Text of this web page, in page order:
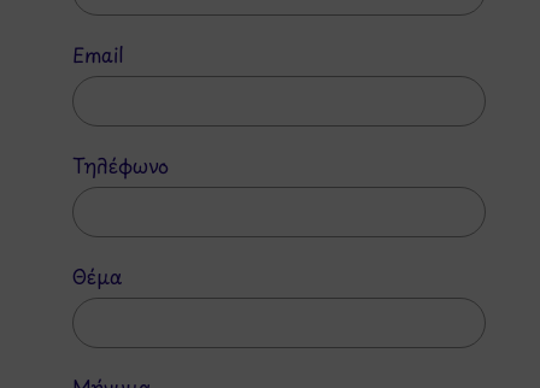
Email
Τηλέφωνο
Θέμα